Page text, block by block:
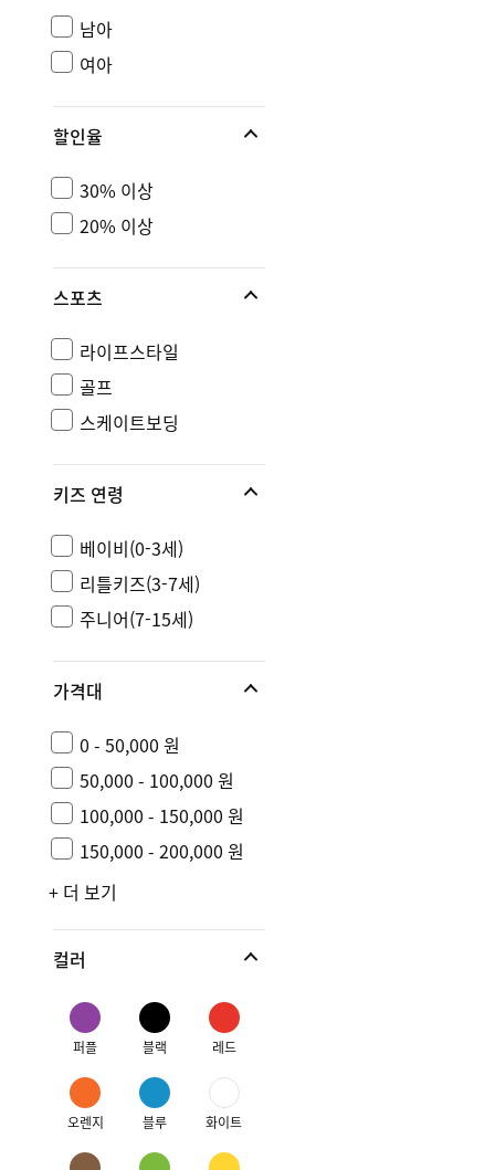
남아
여아
할인율
30% 이상
20% 이상
스포츠
라이프스타일
골프
스케이트보딩
키즈 연령
베이비(0-3세)
리틀키즈(3-7세)
주니어(7-15세)
가격대
0 - 50,000 원
50,000 - 100,000 원
100,000 - 150,000 원
150,000 - 200,000 원
+ 더 보기
컬러
퍼플 블랙 레드
오렌지 블루 화이트